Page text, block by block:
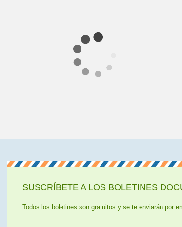
SUSCRÍBETE A LOS BOLETINES
Todos los boletines son gratuitos y se te enviarán por